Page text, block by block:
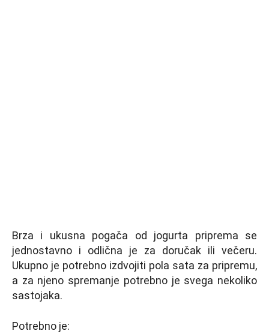
Brza i ukusna pogača od jogurta priprema se
jednostavno i odlična je za doručak ili večeru.
Ukupno je potrebno izdvojiti pola sata za pripremu,
a za njeno spremanje potrebno je svega nekoliko
sastojaka.
Potrebno je: